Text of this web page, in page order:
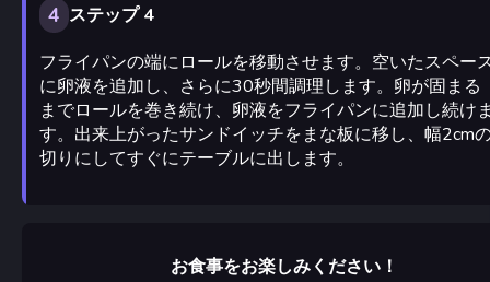
4 ステップ 4
フライパンの端にロールを移動させます。空いたスペー
に卵液を追加し、さらに30秒間調理します。卵が固まる
までロールを巻き続け、卵液をフライパンに追加し続け
す。出来上がったサンドイッチをまな板に移し、幅2cm
切りにしてすぐにテーブルに出します。
お食事をお楽しみください！